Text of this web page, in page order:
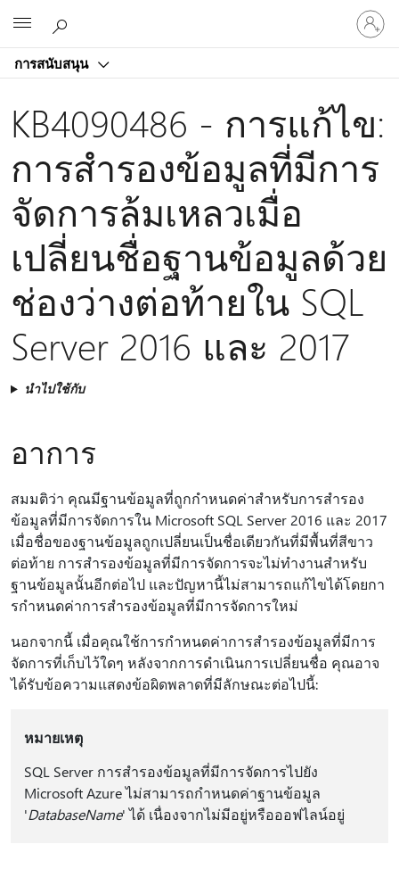
การสนับสนุน
ลงชื่อ
เข้า
บัญชี
คุณ
KB4090486 - การแก้ไข:
การสํารองข้อมูลที่มีการ
จัดการล้มเหลวเมื่อ
เปลี่ยนชื่อฐานข้อมูลด้วย
ช่องว่างต่อท้ายใน SQL
Server 2016 และ 2017
นำไปใช้กับ
อาการ
สมมติว่า คุณมีฐานข้อมูลที่ถูกกําหนดค่าสําหรับการสํารอง
ข้อมูลที่มีการจัดการใน Microsoft SQL Server 2016 และ 2017
เมื่อชื่อของฐานข้อมูลถูกเปลี่ยนเป็นชื่อเดียวกันที่มีพื้นที่สีขาว
ต่อท้าย การสํารองข้อมูลที่มีการจัดการจะไม่ทํางานสําหรับ
ฐานข้อมูลนั้นอีกต่อไป และปัญหานี้ไม่สามารถแก้ไขได้โดยกา
รกําหนดค่าการสํารองข้อมูลที่มีการจัดการใหม่
นอกจากนี้ เมื่อคุณใช้การกําหนดค่าการสํารองข้อมูลที่มีการ
จัดการที่เก็บไว้ใดๆ หลังจากการดําเนินการเปลี่ยนชื่อ คุณอาจ
ได้รับข้อความแสดงข้อผิดพลาดที่มีลักษณะต่อไปนี้:
หมายเหตุ
SQL Server การสํารองข้อมูลที่มีการจัดการไปยัง
Microsoft Azure ไม่สามารถกําหนดค่าฐานข้อมูล
'DatabaseName' ได้ เนื่องจากไม่มีอยู่หรือออฟไลน์อยู่